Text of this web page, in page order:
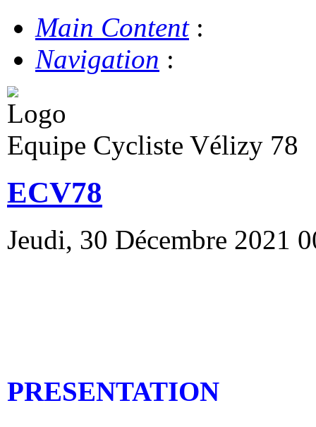
Main Content:
Navigation :
Equipe Cycliste Vélizy 78
ECV78
Jeudi, 30 Décembre 2021
PRESENTATION